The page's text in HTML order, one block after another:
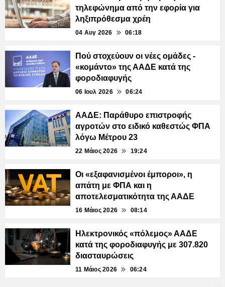
τηλεφώνημα από την εφορία για
ληξιπρόθεσμα χρέη
04 Αυγ 2026 06:18
Πού στοχεύουν οι νέες ομάδες -
«κομάντο» της ΑΑΔΕ κατά της
φοροδιαφυγής
06 Ιουλ 2026 06:24
ΑΑΔΕ: Παράθυρο επιστροφής
αγροτών στο ειδικό καθεστώς ΦΠΑ
λόγω Μέτρου 23
22 Μάιος 2026 19:24
Οι «εξαφανισμένοι έμποροι», η
απάτη με ΦΠΑ και η
αποτελεσματικότητα της ΑΑΔΕ
16 Μάιος 2026 08:14
Ηλεκτρονικός «πόλεμος» ΑΑΔΕ
κατά της φοροδιαφυγής με 307.820
διασταυρώσεις
11 Μάιος 2026 06:24